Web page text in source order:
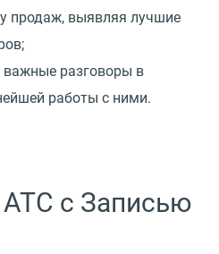
продаж, выявляя лучшие
разговоры в
работы с ними.
с Записью